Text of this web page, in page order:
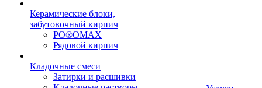
Керамические блоки,
забутовочный кирпич
PO®OMAX
Рядовой кирпич
Кладочные смеси
Затирки и расшивки